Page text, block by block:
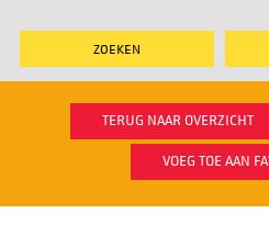
TERUG NAAR OVERZICHT
VOEG TOE AAN